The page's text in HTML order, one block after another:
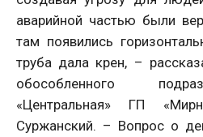
аварийной частью были
там появились
труба дала крен, –
обособленного
«Центральная» ГП
Суржанский. – Вопрос о